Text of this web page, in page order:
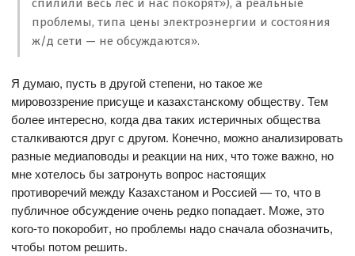
спилили весь лес и нас покорят»), а реальные
проблемы, типа цены электроэнергии и состояния
ж/д сети — не обсуждаются».
Я думаю, пусть в другой степени, но такое же
мировоззрение присуще и казахстанскому обществу. Тем
более интересно, когда два таких истеричных общества
сталкиваются друг с другом. Конечно, можно анализировать
разные медиаповоды и реакции на них, что тоже важно, но
мне хотелось бы затронуть вопрос настоящих
противоречий между Казахстаном и Россией — то, что в
публичное обсуждение очень редко попадает. Може, это
кого-то покоробит, но проблемы надо сначала обозначить,
чтобы потом решить.